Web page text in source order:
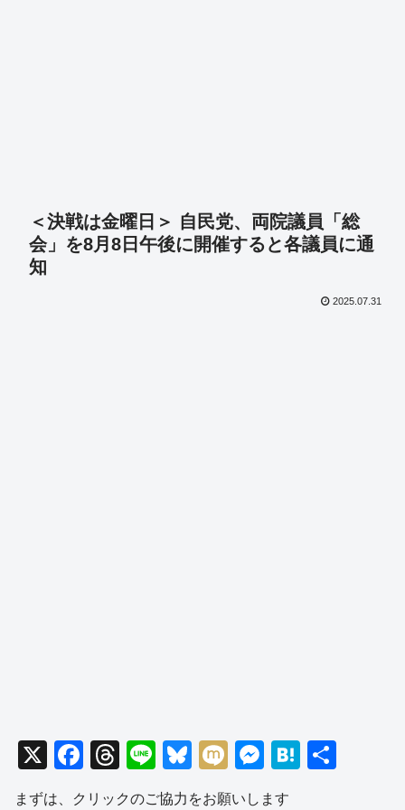
＜決戦は金曜日＞ 自民党、両院議員「総
会」を8月8日午後に開催すると各議員に通
知
2025.07.31
X
F
a
T
hr
Li
n
Bl
u
M
ixi
M
e
H
まずは、クリックのご協力をお願いします